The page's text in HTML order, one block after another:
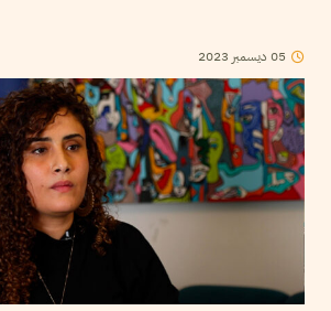
05 ديسمبر 2023